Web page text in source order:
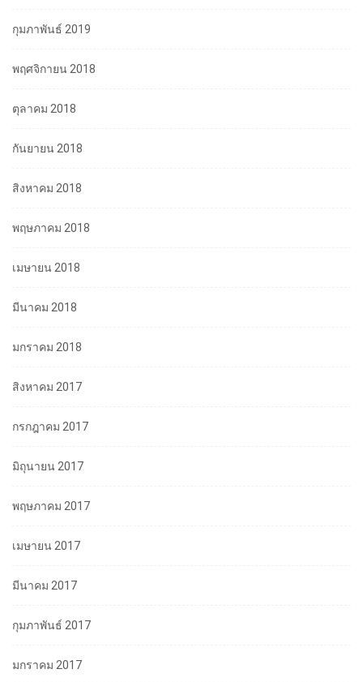
กุมภาพันธ์ 2019
พฤศจิกายน 2018
ตุลาคม 2018
กันยายน 2018
สิงหาคม 2018
พฤษภาคม 2018
เมษายน 2018
มีนาคม 2018
มกราคม 2018
สิงหาคม 2017
กรกฎาคม 2017
มิถุนายน 2017
พฤษภาคม 2017
เมษายน 2017
มีนาคม 2017
กุมภาพันธ์ 2017
มกราคม 2017